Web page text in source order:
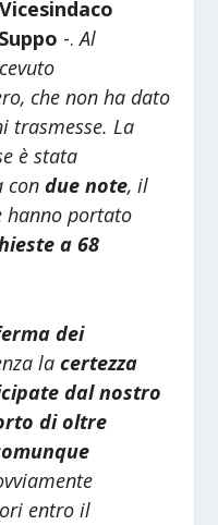
Vicesindaco
-.Al
che non ha dato
trasmesse. La
è stata
condue note, il
hanno portato
a 68
dei
lacertezza
dal nostro
di oltre
entro il